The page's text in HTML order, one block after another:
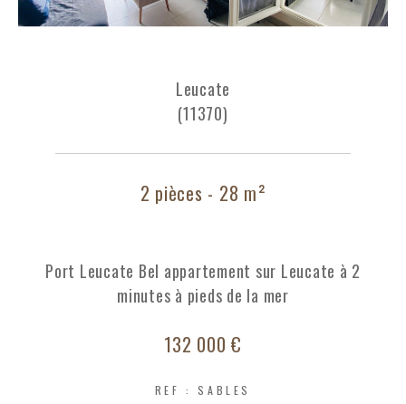
Leucate
(11370)
2 pièces - 28 m²
Port Leucate Bel appartement sur Leucate à 2
minutes à pieds de la mer
132 000 €
REF : SABLES